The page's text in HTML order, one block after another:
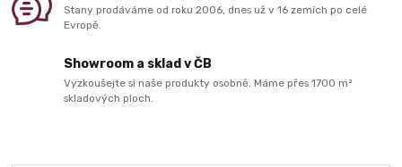
Stany prodáváme od roku 2006, dnes už v 16 zemích po celé
Evropě.
Showroom a sklad v ČB
Vyzkoušejte si naše produkty osobně. Máme přes 1700 m²
skladových ploch.